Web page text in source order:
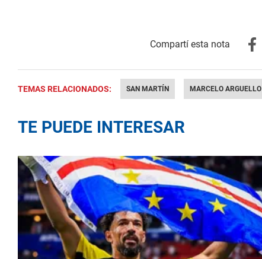
TEMAS RELACIONADOS: SAN MARTÍN MARCELO ARGUELLO
TE PUEDE INTERESAR